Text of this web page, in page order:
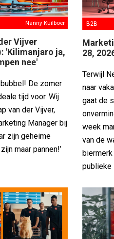
Nanny Kuilboer
Vijver
'Kilimanjaro ja,
nee'
De zomer
tijd voor. Wij
van der Vijver,
Manager bij
zijn geheime
maar pannen!’
B2B
28,
Terwijl
naar
gaat de
week
van de
biermerk
publieke